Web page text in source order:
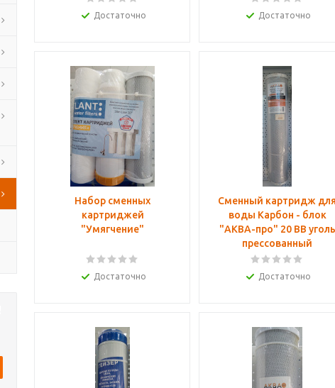
Достаточно Достаточно
Набор сменных
картриджей
"Умягчение"
Достаточно
Сменный картридж для
воды Карбон - блок
"АКВА-про" 20 ВВ уголь
прессованный
Достаточно